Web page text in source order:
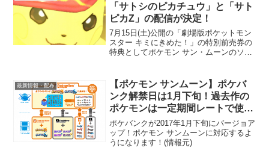
「サトシのピカチュウ」と「サト
ピカZ」の配信が決定！
7月15日(土)公開の「劇場版ポケットモン
スター キミにきめた！」の特別前売券の
特典としてポケモン サン・ムーンのソフ
ました！特別前売券の販売期間は4月15日
(土)〜...
最新情報・配布
【ポケモン サンムーン】ポケバ
ンク解禁日は1月下旬！過去作の
ポケモンは一定期間レートで使用
可能予定！！
ポケバンクが2017年1月下旬にバージョア
ップ！ポケモン サンムーンに対応するよ
うになります！(情報元)